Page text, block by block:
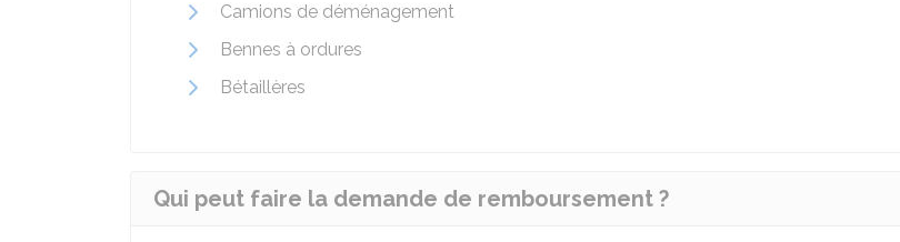
Camions de déménagement
Bennes à ordures
Bétaillères
Qui peut faire la demande de remboursement ?